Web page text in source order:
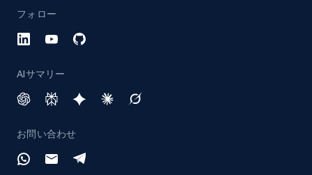
フォロー
AIサマリー
お問い合わせ